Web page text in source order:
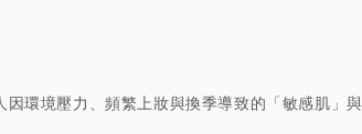
境壓力、頻繁上妝與換季導致的「敏感肌」